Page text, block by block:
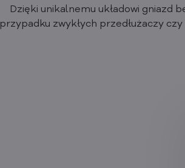
Dzięki unikalnemu układowi gniazd
przypadku zwykłych przedłużaczy